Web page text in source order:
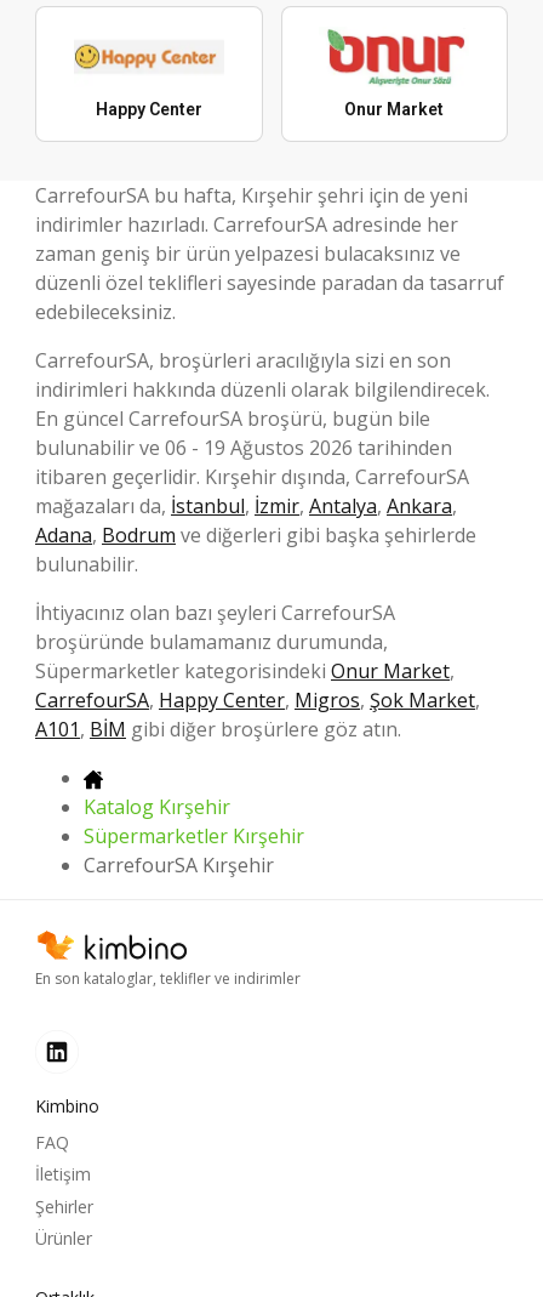
Happy Center Onur Market
CarrefourSA bu hafta, Kırşehir şehri için de yeni
indirimler hazırladı. CarrefourSA adresinde her
zaman geniş bir ürün yelpazesi bulacaksınız ve
düzenli özel teklifleri sayesinde paradan da tasarruf
edebileceksiniz.
CarrefourSA, broşürleri aracılığıyla sizi en son
indirimleri hakkında düzenli olarak bilgilendirecek.
En güncel CarrefourSA broşürü, bugün bile
bulunabilir ve 06 - 19 Ağustos 2026 tarihinden
itibaren geçerlidir. Kırşehir dışında, CarrefourSA
mağazaları da, İstanbul, İzmir, Antalya, Ankara,
Adana, Bodrum ve diğerleri gibi başka şehirlerde
bulunabilir.
İhtiyacınız olan bazı şeyleri CarrefourSA
broşüründe bulamamanız durumunda,
Süpermarketler kategorisindeki Onur Market,
CarrefourSA, Happy Center, Migros, Şok Market,
A101, BİM gibi diğer broşürlere göz atın.
Katalog Kırşehir
Süpermarketler Kırşehir
CarrefourSA Kırşehir
En son kataloglar, teklifler ve indirimler
Kimbino
FAQ
İletişim
Şehirler
Ürünler